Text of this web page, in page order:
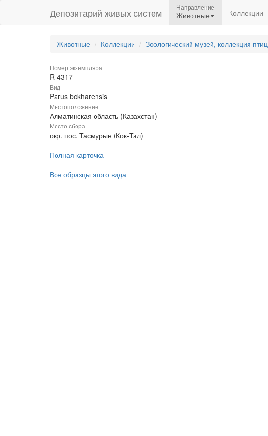
Депозитарий живых систем Направление
Животные Коллекции
Животные Коллекции Зоологический музей, коллекция птиц
Номер экземпляра
R-4317
Вид
Parus bokharensis
Местоположение
Алматинская область (Казахстан)
Место сбора
окр. пос. Тасмурын (Кок-Тал)
Полная карточка
Все образцы этого вида